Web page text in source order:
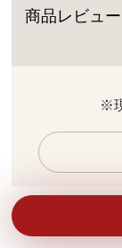
商品レビュー
※